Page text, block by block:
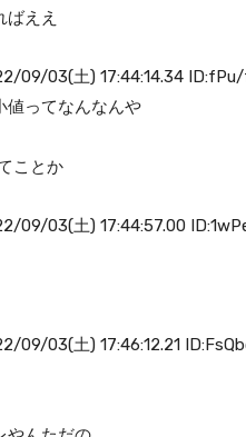
ええ
09/03(土) 17:44:14.34
値ってなんなんや
ことか
09/03(土) 17:44:57.00
09/03(土) 17:46:12.21